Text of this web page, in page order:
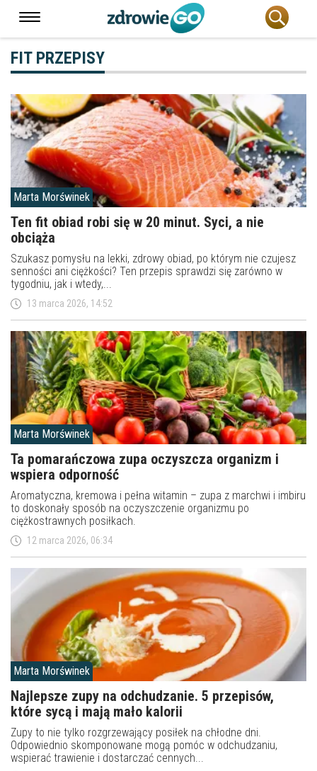
FIT PRZEPISY
Marta Morświnek
Ten fit obiad robi się w 20 minut. Syci, a nie
obciąża
Szukasz pomysłu na lekki, zdrowy obiad, po którym nie czujesz
senności ani ciężkości? Ten przepis sprawdzi się zarówno w
tygodniu, jak i wtedy,...
13 marca 2026, 14:52
Marta Morświnek
Ta pomarańczowa zupa oczyszcza organizm i
wspiera odporność
Aromatyczna, kremowa i pełna witamin – zupa z marchwi i imbiru
to doskonały sposób na oczyszczenie organizmu po
ciężkostrawnych posiłkach.
12 marca 2026, 06:34
Marta Morświnek
Najlepsze zupy na odchudzanie. 5 przepisów,
które sycą i mają mało kalorii
Zupy to nie tylko rozgrzewający posiłek na chłodne dni.
Odpowiednio skomponowane mogą pomóc w odchudzaniu,
wspierać trawienie i dostarczać cennych...